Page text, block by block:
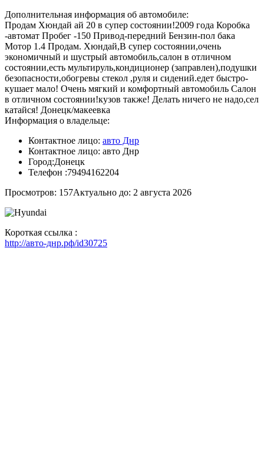
Дополнительная информация об автомобиле:
Продам Хюндай ай 20 в супер состоянии!2009 года Коробка
-автомат Пробег -150 Привод-передний Бензин-пол бака
Мотор 1.4 Продам. Хюндай,В супер состоянии,очень
экономичный и шустрый автомобиль,салон в отличном
состоянии,есть мультируль,кондиционер (заправлен),подушки
безопасности,обогревы стекол ,руля и сидений.едет быстро-
кушает мало! Очень мягкий и комфортный автомобиль Салон
в отличном состоянии!кузов также! Делать ничего не надо,сел
катайся! Донецк/макеевка
Информация о владельце:
Контактное лицо: авто Днр
Контактное лицо: авто Днр
Город:Донецк
Телефон :79494162204
Просмотров: 157Актуально до: 2 августа 2026
Короткая ссылка :
http://авто-днр.рф/id30725